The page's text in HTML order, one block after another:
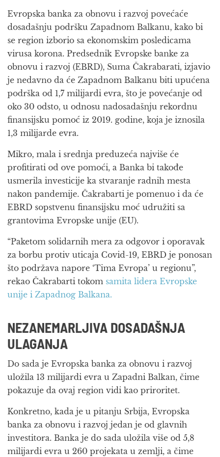
Evropska banka za obnovu i razvoj povećaće
dosadašnju podršku Zapadnom Balkanu, kako bi
se region izborio sa ekonomskim posledicama
virusa korona. Predsednik Evropske banke za
obnovu i razvoj (EBRD), Suma Čakrabarati, izjavio
je nedavno da će Zapadnom Balkanu biti upućena
podrška od 1,7 milijardi evra, što je povećanje od
oko 30 odsto, u odnosu nadosadašnju rekordnu
finansijsku pomoć iz 2019. godine, koja je iznosila
1,3 milijarde evra.
Mikro, mala i srednja preduzeća najviše će
profitirati od ove pomoći, a Banka bi takođe
usmerila investicije ka stvaranje radnih mesta
nakon pandemije. Čakrabarti je pomenuo i da će
EBRD sopstvenu finansijsku moć udružiti sa
grantovima Evropske unije (EU).
“Paketom solidarnih mera za odgovor i oporavak
za borbu protiv uticaja Covid-19, EBRD je ponosan
što podržava napore ‘Tima Evropa’ u regionu”,
rekao Čakrabarti tokom samita lidera Evropske
unije i Zapadnog Balkana.
NEZANEMARLJIVA DOSADAŠNJA
ULAGANJA
Do sada je Evropska banka za obnovu i razvoj
uložila 13 milijardi evra u Zapadni Balkan, čime
pokazuje da ovaj region vidi kao priroritet.
Konkretno, kada je u pitanju Srbija, Evropska
banka za obnovu i razvoj jedan je od glavnih
investitora. Banka je do sada uložila više od 5,8
milijardi evra u 260 projekata u zemlji, a čime